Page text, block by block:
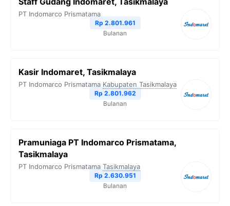
PT Indomarco Prismatama
Rp 2.801.961
Bulanan
Kasir Indomaret, Tasikmalaya
PT Indomarco Prismatama Kabupaten Tasikmalaya
Rp 2.801.962
Bulanan
Pramuniaga PT Indomarco Prismatama,
Tasikmalaya
PT Indomarco Prismatama Tasikmalaya
Rp 2.630.951
Bulanan